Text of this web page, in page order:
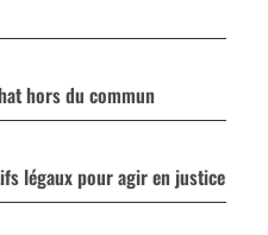
hors du commun
légaux pour agir en justice